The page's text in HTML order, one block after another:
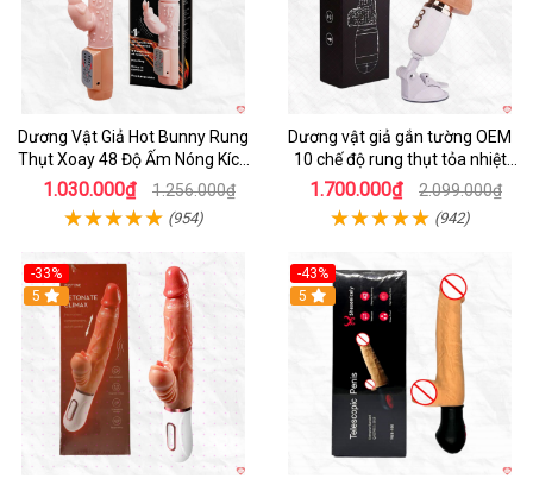
Dương Vật Giả Hot Bunny Rung
Thụt Xoay 48 Độ Ấm Nóng Kích
Thích
1.030.000₫ 1.256.000₫
(954)
Dương vật giả gắn tường OEM
10 chế độ rung thụt tỏa nhiệt
siêu thực
1.700.000₫ 2.099.000₫
(942)
-33%
5
-43%
5